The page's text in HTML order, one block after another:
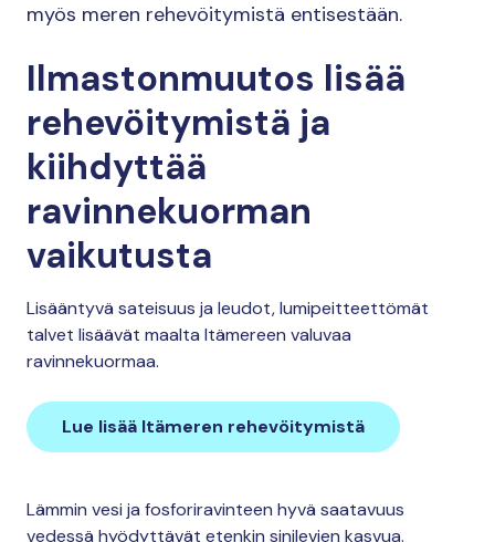
myös meren rehevöitymistä entisestään.
Ilmastonmuutos lisää
rehevöitymistä ja
kiihdyttää
ravinnekuorman
vaikutusta
Lisääntyvä sateisuus ja leudot, lumipeitteettömät
talvet lisäävät maalta Itämereen valuvaa
ravinnekuormaa.
Lue lisää Itämeren rehevöitymistä
Lämmin vesi ja fosforiravinteen hyvä saatavuus
vedessä hyödyttävät etenkin sinilevien kasvua.